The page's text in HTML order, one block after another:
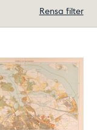
Rensa filter